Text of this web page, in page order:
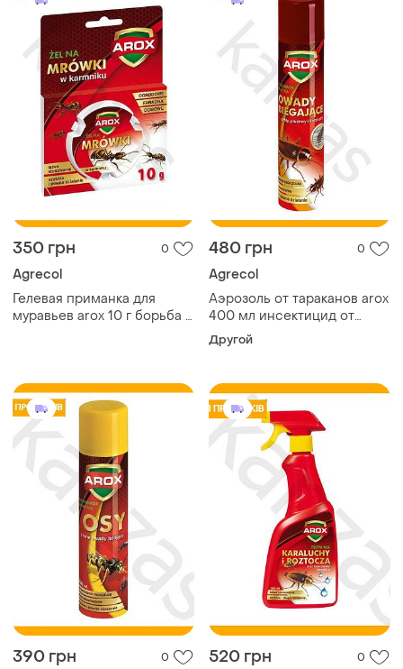
350 грн 0
Agrecol
Гелевая приманка для
муравьев arox 10 г борьба с
480 грн 0
Agrecol
Аэрозоль от тараканов arox
400 мл инсектицид от
насекомых для помещений
средство от клопов и блох
Другой
390 грн 0 520 грн 0